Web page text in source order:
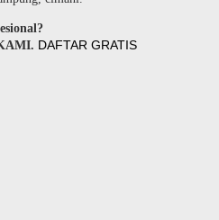
DAFTAR GRATIS